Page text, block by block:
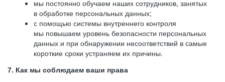
мы постоянно обучаем наших сотрудников, занятых
в обработке персональных данных;
с помощью системы внутреннего контроля
мы повышаем уровень безопасности персональных
данных и при обнаружении несоответствий в самые
короткие сроки устраняем их причины.
7. Как мы соблюдаем ваши права